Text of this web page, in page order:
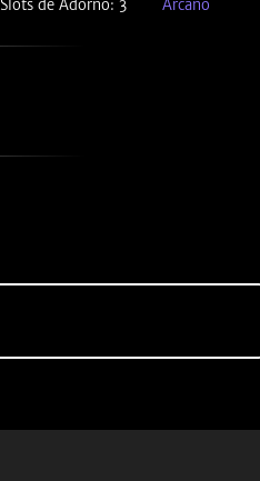
Slots de Adorno: 3 Arcano